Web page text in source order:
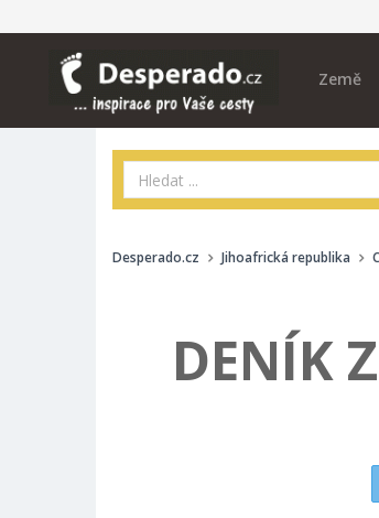
Země
Desperado.cz Jihoafrická republika
DENÍK